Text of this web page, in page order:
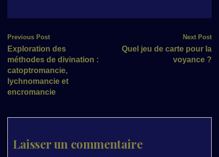
Post
navigation
Previous Post
Exploration des
méthodes de divination :
catoptromancie,
lychnomancie et
encromancie
Next Post
Quel jeu de carte pour la
voyance ?
Laisser un commentaire